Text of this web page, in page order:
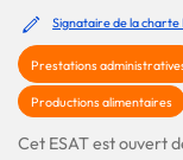
Signataire de la charte
Prestations
Productions alimentaires
Cet ESAT est ouvert